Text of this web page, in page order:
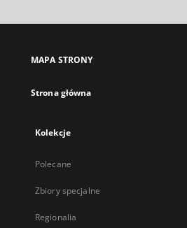
MAPA STRONY
Strona główna
Kolekcje
Polecane
Zbiory specjalne
Regionalia